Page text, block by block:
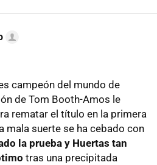
campeón del mundo de
de Tom Booth-Amos le
rematar el título en la primera
mala suerte se ha cebado con
la prueba y Huertas tan
tras una precipitada